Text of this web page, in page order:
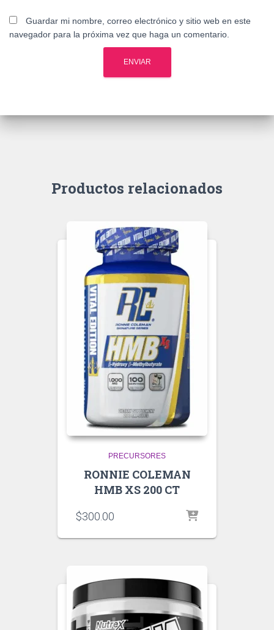
Guardar mi nombre, correo electrónico y sitio web en este
navegador para la próxima vez que haga un comentario.
Productos relacionados
PRECURSORES
RONNIE COLEMAN
HMB XS 200 CT
$300.00